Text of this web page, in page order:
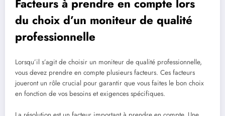
Facteurs à prendre en compte lors
du choix d’un moniteur de qualité
professionnelle
Lorsqu’il s’agit de choisir un moniteur de qualité professionnelle,
vous devez prendre en compte plusieurs facteurs. Ces facteurs
joueront un rôle crucial pour garantir que vous faites le bon choix
en fonction de vos besoins et exigences spécifiques.